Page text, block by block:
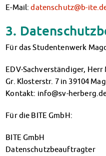
Verwaltungsrat
Lageplan
Dokumente
AnsprechpartnerInnen
Impressum
Datenschutzerklärung
E-Mail:datenschutz@b-
3.
Für das Studentenwerk
EDV-Sachverständiger,
Gr. Klosterstr. 7 in 39104
Kontakt: info@sv-
Für die BITE GmbH:
BITE GmbH
Datenschutzbeauftragter